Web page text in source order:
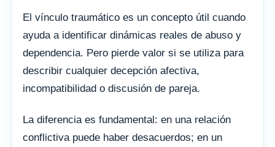
El vínculo traumático es un concepto útil cuando
ayuda a identificar dinámicas reales de abuso y
dependencia. Pero pierde valor si se utiliza para
describir cualquier decepción afectiva,
incompatibilidad o discusión de pareja.
La diferencia es fundamental: en una relación
conflictiva puede haber desacuerdos; en un